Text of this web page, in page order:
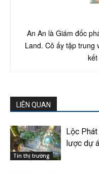
An An là Giám đốc
Land. Cô ấy tập trung
LIÊN QUAN
Tin thị trường
Lộc
lược dự